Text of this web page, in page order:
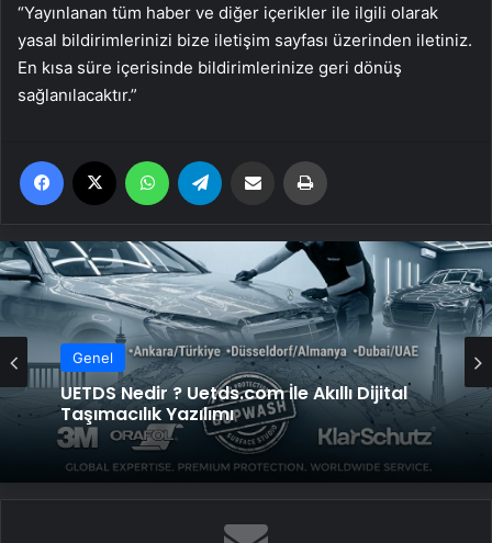
“Yayınlanan tüm haber ve diğer içerikler ile ilgili olarak
yasal bildirimlerinizi bize iletişim sayfası üzerinden iletiniz.
En kısa süre içerisinde bildirimlerinize geri dönüş
sağlanılacaktır.”
Facebook WhatsApp Email'den paylaş
Genel
UETDS Nedir ? Uetds.com İle Akıllı Dijital
Taşımacılık Yazılımı